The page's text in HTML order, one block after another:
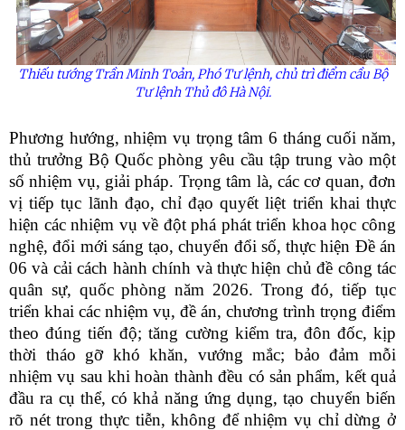
Thiếu tướng Trần Minh Toản, Phó Tư lệnh, chủ trì điểm cầu Bộ
Tư lệnh Thủ đô Hà Nội.
Phương hướng, nhiệm vụ trọng tâm 6 tháng cuối năm,
thủ trưởng Bộ Quốc phòng yêu cầu tập trung vào một
số nhiệm vụ, giải pháp. Trọng tâm là, các cơ quan, đơn
vị tiếp tục lãnh đạo, chỉ đạo quyết liệt triển khai thực
hiện các nhiệm vụ về đột phá phát triển khoa học công
nghệ, đổi mới sáng tạo, chuyển đổi số, thực hiện Đề án
06 và cải cách hành chính và thực hiện chủ đề công tác
quân sự, quốc phòng năm 2026. Trong đó, tiếp tục
triển khai các nhiệm vụ, đề án, chương trình trọng điểm
theo đúng tiến độ; tăng cường kiểm tra, đôn đốc, kịp
thời tháo gỡ khó khăn, vướng mắc; bảo đảm mỗi
nhiệm vụ sau khi hoàn thành đều có sản phẩm, kết quả
đầu ra cụ thể, có khả năng ứng dụng, tạo chuyển biến
rõ nét trong thực tiễn, không để nhiệm vụ chỉ dừng ở